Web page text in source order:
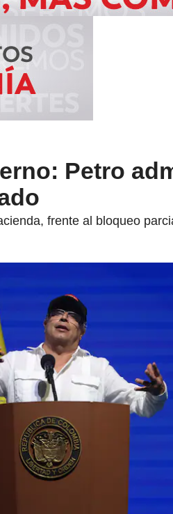
Petro
frente al bloqueo